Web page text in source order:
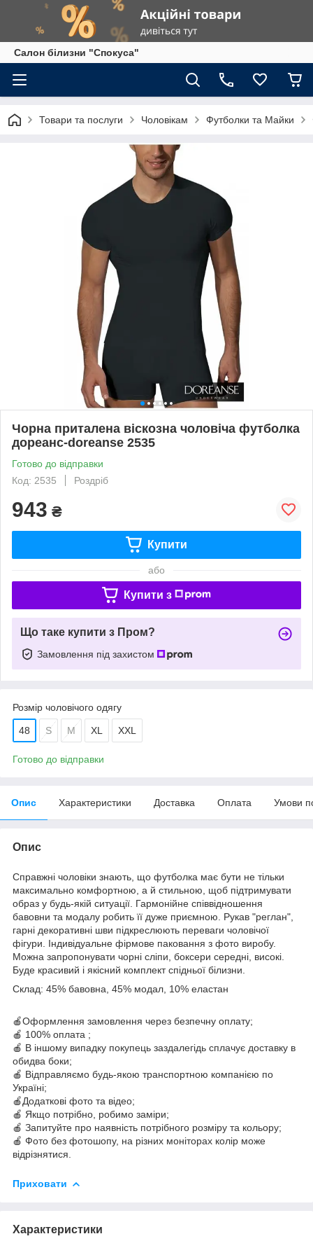
Салон білизни "Спокуса"
Товари та послуги Чоловікам Футболки та Майки
Чорна приталена віскозна чоловіча футболка
дореанс-doreanse 2535
Готово до відправки
Код: 2535
Роздріб
943 ₴
Купити
або
Купити з
Що таке купити з Пром?
Замовлення під захистом
Розмір чоловічого одягу
48 S M XL XXL
Готово до відправки
Опис Характеристики Доставка Оплата Умови
Опис
Справжні чоловіки знають, що футболка має бути не тільки
максимально комфортною, а й стильною, щоб підтримувати
образ у будь-якій ситуації. Гармонійне співвідношення
бавовни та модалу робить її дуже приємною. Рукав "реглан",
гарні декоративні шви підкреслюють переваги чоловічої
фігури. Індивідуальне фірмове паковання з фото виробу.
Можна запропонувати чорні сліпи, боксери середні, високі.
Буде красивий і якісний комплект спідньої білизни.
Склад: 45% бавовна, 45% модал, 10% еластан
🍎Оформлення замовлення через безпечну оплату;
🍎 100% оплата ;
🍎 В іншому випадку покупець заздалегідь сплачує доставку в
обидва боки;
🍎 Відправляємо будь-якою транспортною компанією по
Україні;
🍎Додаткові фото та відео;
🍎 Якщо потрібно, робимо заміри;
🍎 Запитуйте про наявність потрібного розміру та кольору;
🍎 Фото без фотошопу, на різних моніторах колір може
відрізнятися.
Приховати
Характеристики